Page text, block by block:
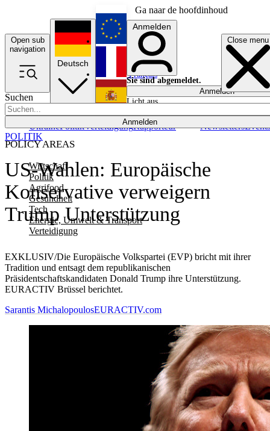
Ga naar de hoofdinhoud
Open sub
navigation
Close menu
Suchen
Anmelden
POLICY AREAS
Wirtschaft
Politik
Agrifood
Gesundheit
Tech
Energie, Umwelt & Transport
Verteidigung
UkrainePolitikVerteidigungRapporteur NewslettersEvents
Deutsch
English
Français
Anmelden
Sie sind abgemeldet.
Anmelden
Licht aus
US-Wahlen: Europäische
Konservative verweigern
Trump Unterstützung
EXKLUSIV/Die Europäische Volkspartei (EVP) bricht mit ihrer
Tradition und entsagt dem republikanischen
Präsidentschaftskandidaten Donald Trump ihre Unterstützung.
EURACTIV Brüssel berichtet.
POLITIK
Sarantis MichalopoulosEURACTIV.com